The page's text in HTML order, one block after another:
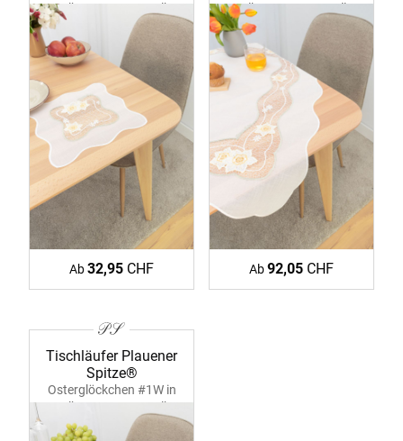
Gelb 39379 ecru-gelb
Ab32,95 CHF
Gelb 39359 ecru-gelb
Ab92,05 CHF
Tischläufer Plauener
Spitze®
Osterglöckchen #1W in
Gelb 39347 ecru-gelb